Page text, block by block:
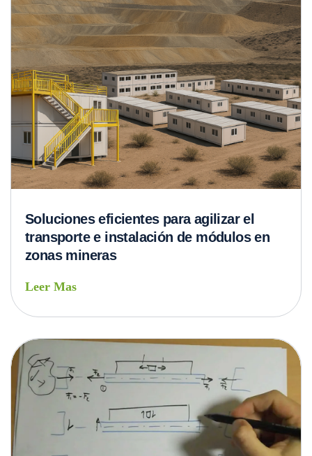
Soluciones eficientes para agilizar el
transporte e instalación de módulos en
zonas mineras
Leer Mas